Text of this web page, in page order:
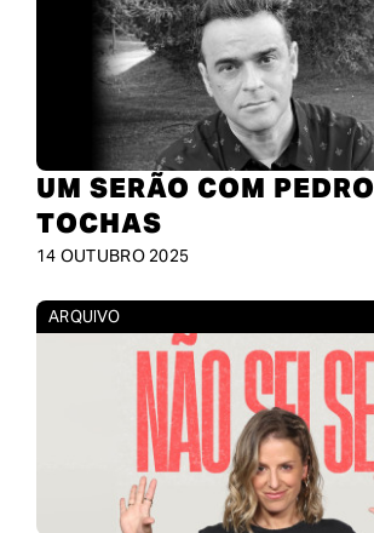
UM SERÃO COM PEDRO
TOCHAS
14 OUTUBRO 2025
ARQUIVO